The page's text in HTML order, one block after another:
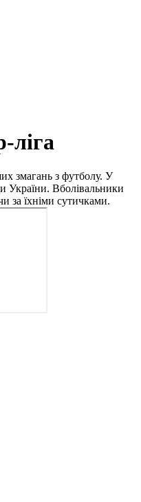
ліга
змагань з футболу. У
України. Вболівальники
за їхніми сутичками.